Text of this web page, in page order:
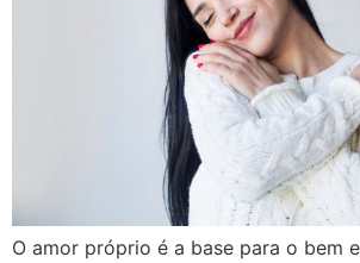
O amor próprio é a base para o bem